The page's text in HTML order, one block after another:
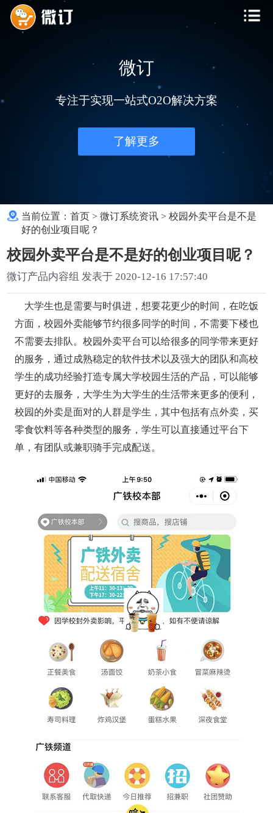
微订
专注于实现一站式O2O解决方案
了解更多
当前位置：首页 >微订系统资讯 >校园外卖平台是不是
好的创业项目呢？
校园外卖平台是不是好的创业项目呢？
微订产品内容组 发表于 2020-12-16 17:57:40
大学生也是需要与时俱进，想要花更少的时间，在吃饭
方面，校园外卖能够节约很多同学的时间，不需要下楼也
不需要去排队。校园外卖平台可以给很多的同学带来更好
的服务，通过成熟稳定的软件技术以及强大的团队和高校
学生的成功经验打造专属大学校园生活的产品，可以能够
更好的去服务，大学生为大学生的生活带来更多的便利，
校园的外卖是面对的人群是学生，其中包括有点外卖，买
零食饮料等各种类型的服务，学生可以直接通过平台下
单，有团队或兼职骑手完成配送。